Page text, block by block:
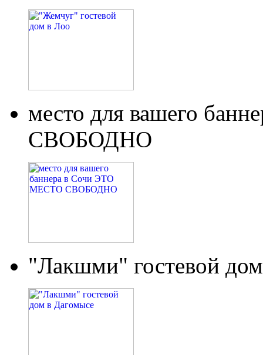
место для вашего
СВОБОДНО
"Лакшми" гостевой